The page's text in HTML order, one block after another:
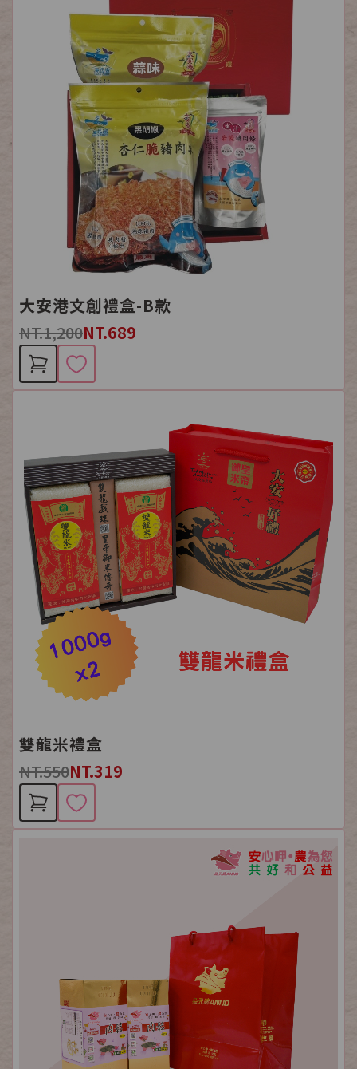
大安港文創禮盒-B款
NT.1,200NT.689
雙龍米禮盒
NT.550NT.319